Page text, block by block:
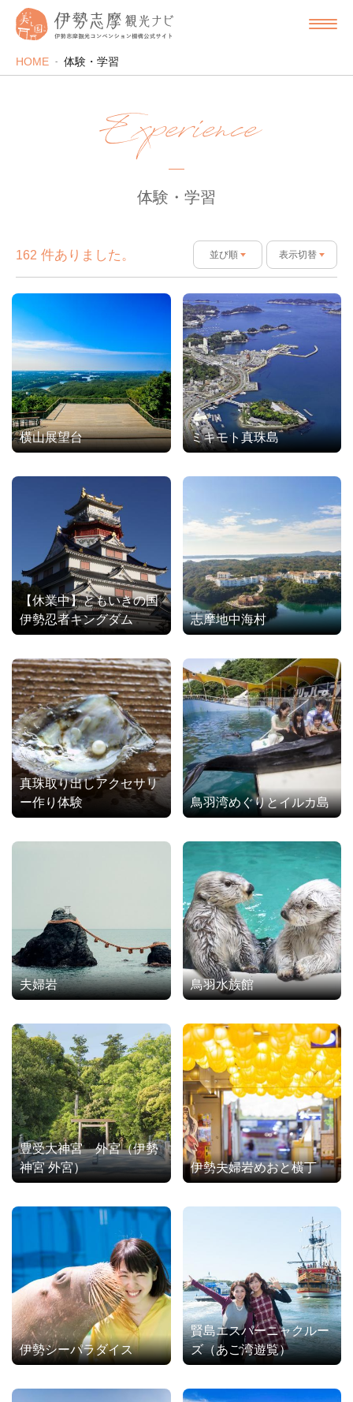
HOME 体験・学習
Experience
体験・学習
162 件ありました。 並び順 表示切替
横山展望台 ミキモト真珠島
【休業中】ともいきの国
伊勢忍者キングダム
志摩地中海村
真珠取り出しアクセサリ
ー作り体験
鳥羽湾めぐりとイルカ島
夫婦岩 鳥羽水族館
豊受大神宮 外宮（伊勢
神宮 外宮）
伊勢夫婦岩めおと横丁
伊勢シーパラダイス
賢島エスパーニャクルー
ズ（あご湾遊覧）